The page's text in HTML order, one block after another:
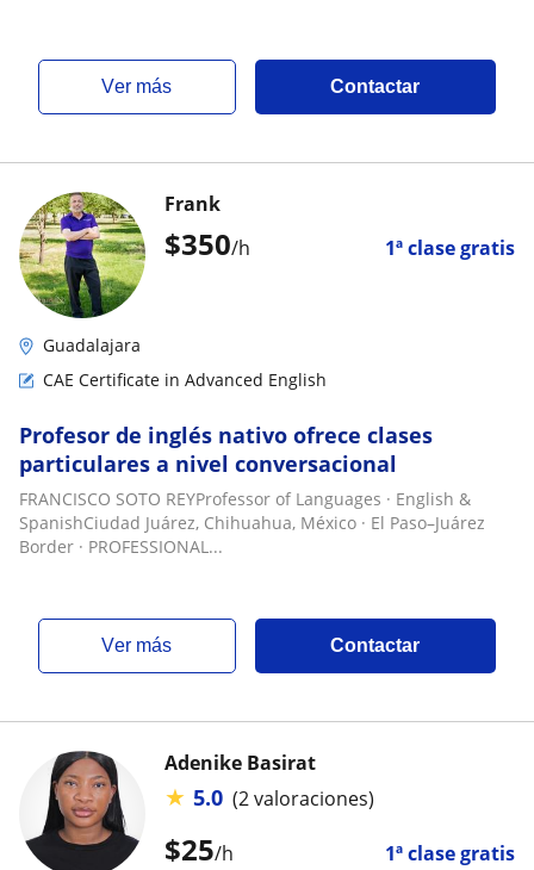
ver más Contactar
$350/h 1ª clase gratis
Frank
Guadalajara
CAE Certificate in Advanced English
Profesor de inglés nativo ofrece clases
particulares a nivel conversacional
FRANCISCO SOTO REYProfessor of Languages · English &
SpanishCiudad Juárez, Chihuahua, México · El Paso–Juárez
Border · PROFESSIONAL...
ver más Contactar
$25/h 1ª clase gratis
Adenike Basirat
★ 5.0 (2 valoraciones)